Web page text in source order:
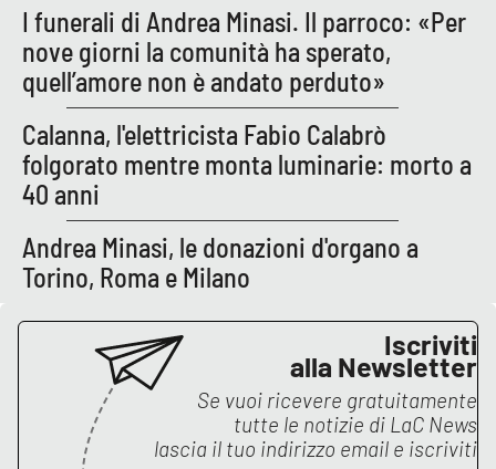
Reggio Calabria
Cosenza
Lamezia Terme
PROGETTI
SPECIALI
Buona Sanità Calabria
CALABRIAVISIONE
Destinazioni
I funerali di Andrea Minasi. Il parroco: «Per
nove giorni la comunità ha sperato,
quell’amore non è andato perduto»
Calanna, l'elettricista Fabio Calabrò
folgorato mentre monta luminarie: morto a
40 anni
Andrea Minasi, le donazioni d'organo a
Torino, Roma e Milano
Iscriviti
alla Newsletter
Se vuoi ricevere gratuitamente
tutte le notizie di LaC News
lascia il tuo indirizzo email e iscriviti